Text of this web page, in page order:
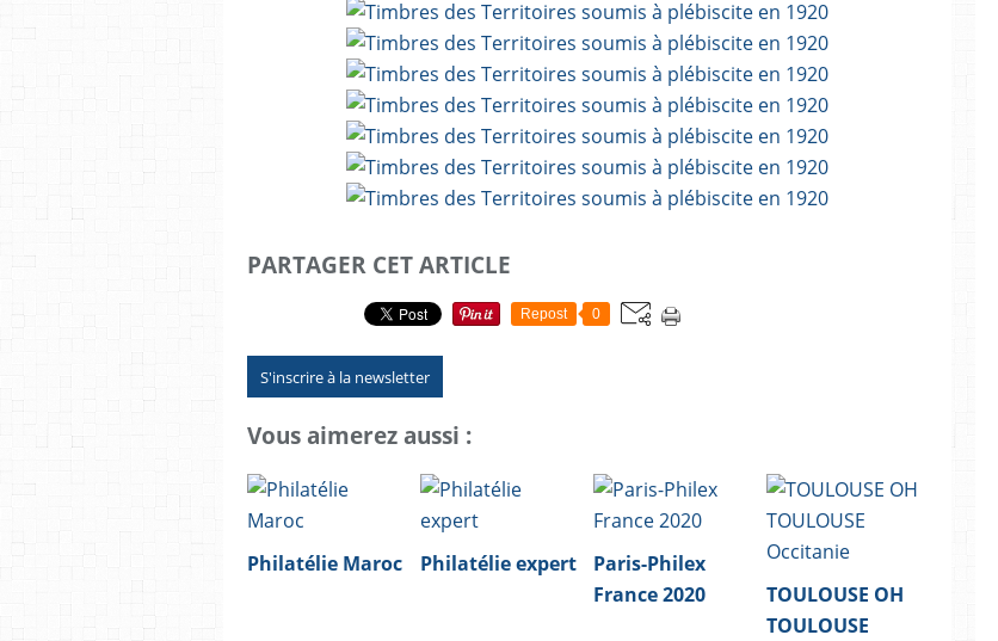
PARTAGER CET ARTICLE
Repost 0
S'inscrire à la newsletter
Vous aimerez aussi :
Philatélie Maroc Philatélie expert
Paris-Philex
France 2020
TOULOUSE OH
TOULOUSE